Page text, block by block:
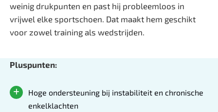
weinig drukpunten en past hij probleemloos in
vrijwel elke sportschoen. Dat maakt hem geschikt
voor zowel training als wedstrijden.
Pluspunten:
Hoge ondersteuning bij instabiliteit en chronische
enkelklachten